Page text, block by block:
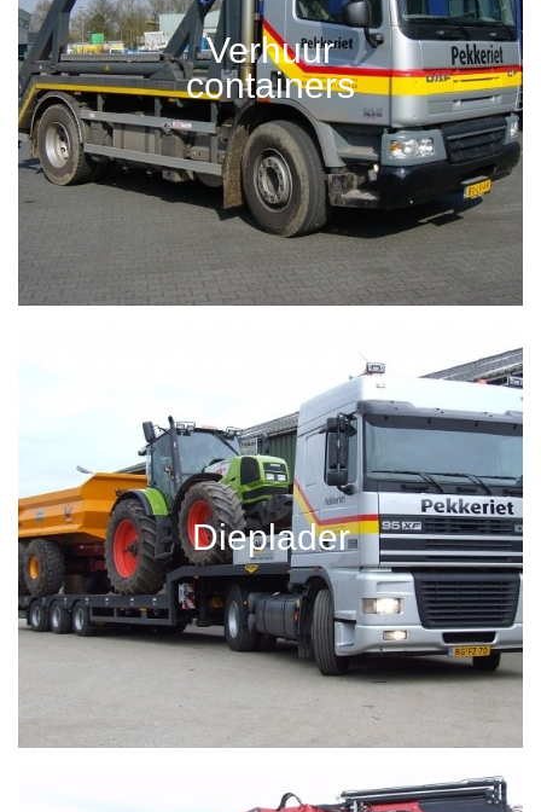
Verhuur
containers
Dieplader